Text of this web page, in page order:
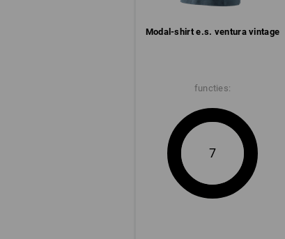
Modal-shirt e.s. ventura vintage
functies:
7